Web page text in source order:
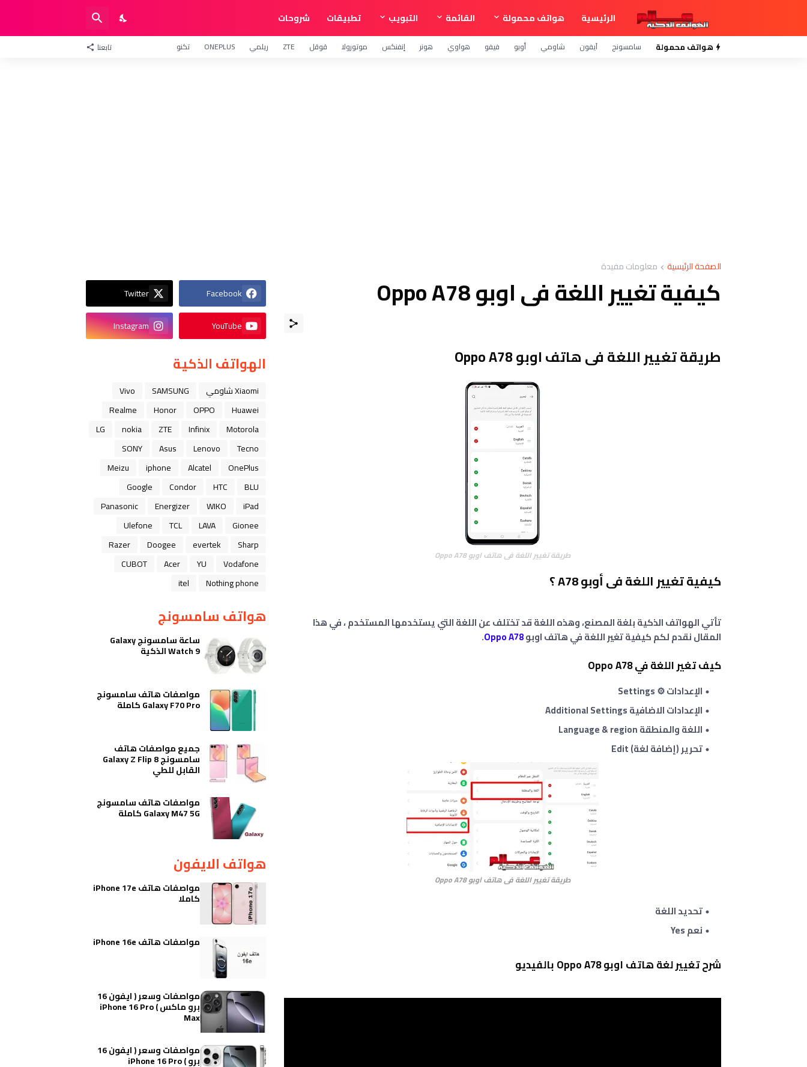
الرئيسية هواتف محمولة القائمة التبويب تطبيقات شروحات
هواتف محمولة سامسونج آيفون شاومي أوبو فيفو هواوي هونر إنفنكس موتورولا قوقل ZTE ريلمي ONEPLUS تكنو تابعنا
الصفحة الرئيسية معلومات مفيدة
كيفية تغيير اللغة فى اوبو Oppo A78
طريقة تغيير اللغة فى هاتف اوبو Oppo A78
طريقة تغيير اللغة فى هاتف اوبو Oppo A78
كيفية تغيير اللغة فى أوبو A78 ؟
تأتي الهواتف الذكية بلغة المصنع، وهذه اللغة قد تختلف عن اللغة التي يستخدمها المستخدم ، في هذا
المقال نقدم لكم كيفية تغير اللغة في هاتف اوبوOppo A78
.
كيف تغير اللغة في Oppo A78
الإعدادات ⚙️ Settings
الإعدادات الاضافية Additional Settings
اللغة والمنطقة Language & region
تحرير (إضافة لغة) Edit
طريقة تغيير اللغة فى هاتف اوبو Oppo A78
تحديد اللغة
نعم Yes
شرح تغيير لغة هاتف اوبو Oppo A78 بالفيديو
Facebook
Twitter
YouTube
Instagram
الهواتف الذكية
Xiaomi شاومي SAMSUNG
Vivo
Huawei
OPPO
Honor
Realme
Motorola
Infinix
ZTE
nokia
LG
Tecno
Lenovo
Asus
SONY
OnePlus
Alcatel
iphone
Meizu
BLU
HTC
Condor
Google
iPad
WIKO
Energizer
Panasonic
Gionee
LAVA
TCL
Ulefone
Sharp
evertek
Doogee
Razer
Vodafone
YU
Acer
CUBOT
Nothing phone
itel
هواتف سامسونج
ساعة سامسونج Galaxy
Watch 9 الذكية
مواصفات هاتف سامسونج
Galaxy F70 Pro كاملة
جميع مواصفات هاتف
سامسونج Galaxy Z Flip 8
القابل للطي
مواصفات هاتف سامسونج
Galaxy M47 5G كاملة
هواتف الايفون
مواصفات هاتف iPhone 17e
كاملا
مواصفات هاتف iPhone 16e
مواصفات وسعر ( ايفون 16
برو ماكس ) iPhone 16 Pro
Max
مواصفات وسعر ( ايفون 16
برو ) iPhone 16 Pro